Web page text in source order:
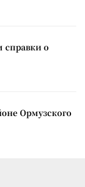
справки о
Ормузского